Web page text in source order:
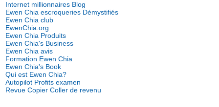
Internet millionnaires Blog
Ewen Chia escroqueries Démystifiés
Ewen Chia club
EwenChia.org
Ewen Chia Produits
Ewen Chia's Business
Ewen Chia avis
Formation Ewen Chia
Ewen Chia's Book
Qui est Ewen Chia?
Autopilot Profits examen
Revue Copier Coller de revenu